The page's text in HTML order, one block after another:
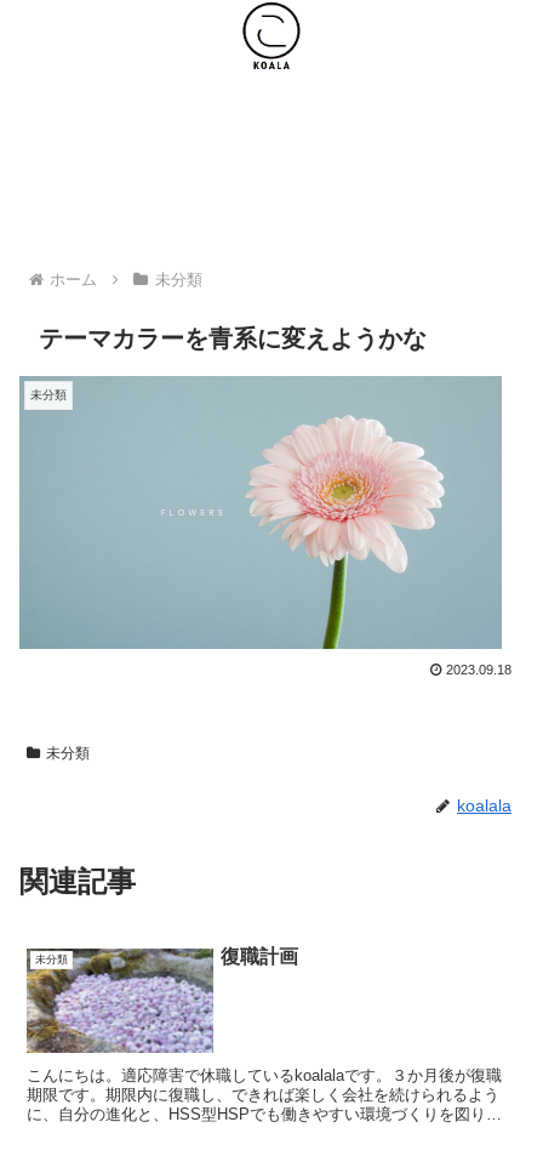
ホーム 未分類
テーマカラーを青系に変えようかな
未分類
2023.09.18
未分類
koalala
関連記事
未分類 復職計画
こんにちは。適応障害で休職しているkoalalaです。３か月後が復職
期限です。期限内に復職し、できれば楽しく会社を続けられるよう
に、自分の進化と、HSS型HSPでも働きやすい環境づくりを図りま